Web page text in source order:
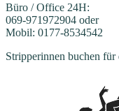
Büro / Office 24H:
069-971972904 oder
Mobil: 0177-8534542
Stripperinnen buchen